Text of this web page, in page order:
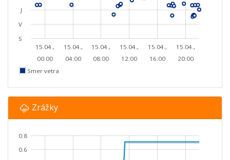
15.04.,
00:00
15.04.,
04:00
15.04.,
08:00
15.04.,
12:00
15.04.,
16:00
15.04.,
20:00
S
V
J
Smer vetra
Zrážky
0.6
0.8